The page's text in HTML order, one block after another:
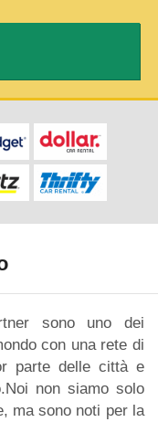
sono uno dei
con una rete di
parte delle città e
non siamo solo
ma sono noti per la